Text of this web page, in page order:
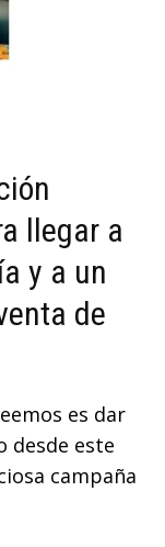
llegar a
y a un
de
es dar
desde este
campaña